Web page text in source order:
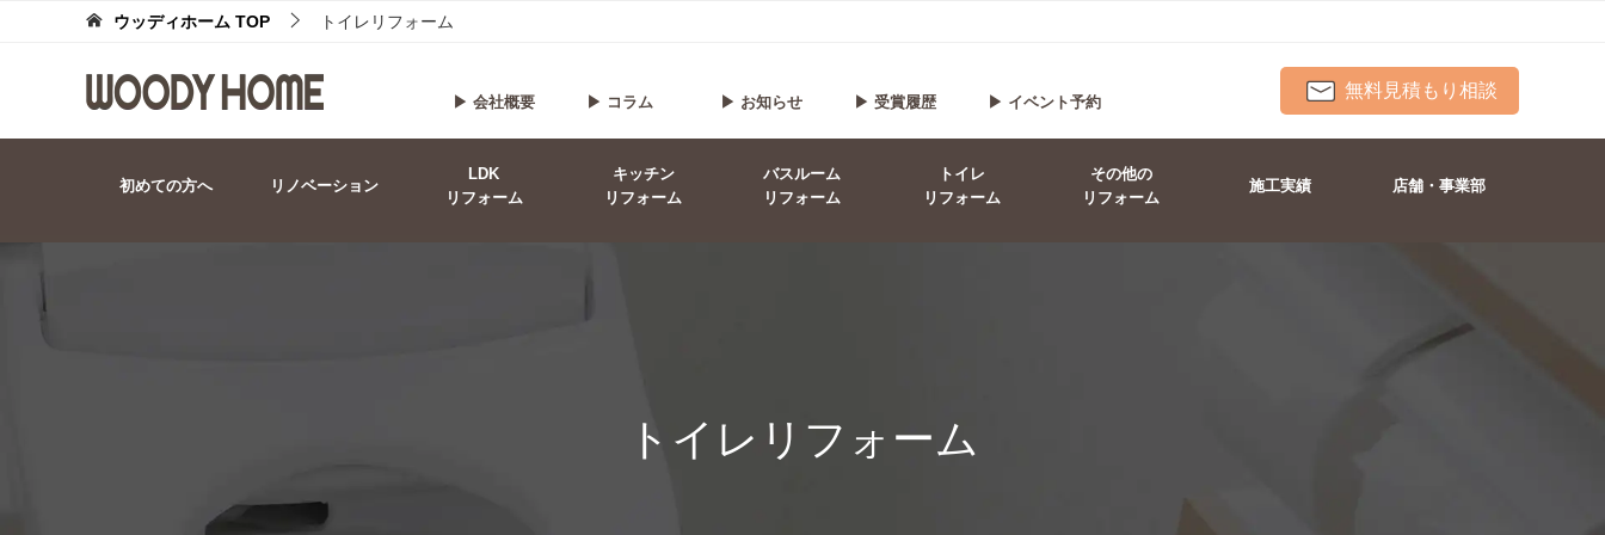
ウッディホーム TOP トイレリフォーム
▶ 会社概要 ▶ コラム ▶ お知らせ ▶ 受賞履歴 ▶ イベント予約
無料見積もり相談
初めての方へ リノベーション
LDK
リフォーム
キッチン
リフォーム
バスルーム
リフォーム
トイレ
リフォーム
その他の
リフォーム
施工実績 店舗・事業部
トイレリフォーム